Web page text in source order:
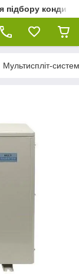
Мультиспліт-